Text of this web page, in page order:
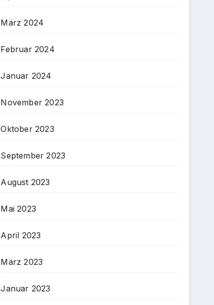
März 2024
Februar 2024
Januar 2024
November 2023
Oktober 2023
September 2023
August 2023
Mai 2023
April 2023
März 2023
Januar 2023